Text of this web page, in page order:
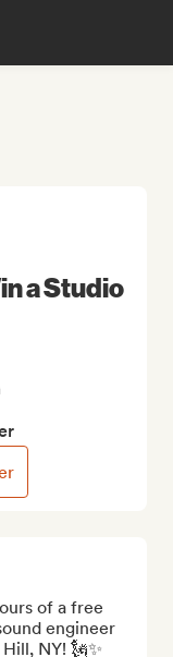
of a free
engineer
NY! 🗽✨
a Studio